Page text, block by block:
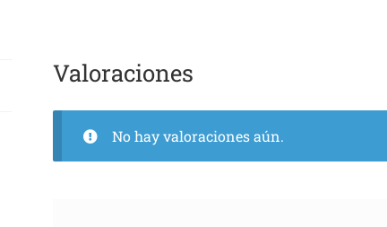
Valoraciones
No hay valoraciones aún.